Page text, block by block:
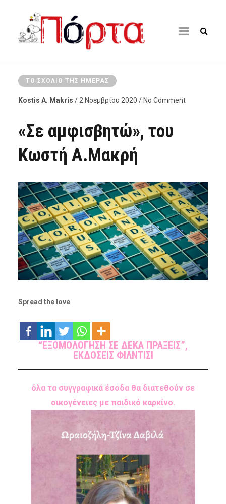
ΤΟ ΣΧΌΛΙΟ ΤΗΣ ΗΜΈΡΑΣ
Kostis A. Makris / 2 Νοεμβρίου 2020 / No Comment
«Σε αμφισβητώ», του
Κωστή Α.Μακρή
Spread the love
“ΕΞΟΜΟΛΟΓΗΣΗ ΣΕ ΔΕΚΑ ΠΡΑΞΕΙΣ”,
ΕΚΔΟΣΕΙΣ ΦΙΛΝΤΙΣΙ
όλα τα συγγραφικά έσοδα θα διατεθούν σε
οικογένειες με παιδικό καρκίνο.